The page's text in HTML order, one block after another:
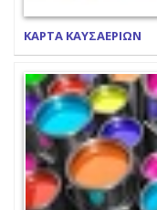
ΚΑΡΤΑ ΚΑΥΣΑΕΡΙΩΝ